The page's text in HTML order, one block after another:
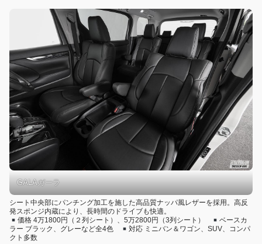
GALAガーラ
シート中央部にパンチング加工を施した高品質ナッパ風レザーを採用。高反
発スポンジ内蔵により、長時間のドライブも快適。
価格 4万1800円（２列シート）、5万2800円（3列シート）
ベースカ
ラー ブラック、グレーなど全4色
対応 ミニバン＆ワゴン、SUV、コンパ
クト多数